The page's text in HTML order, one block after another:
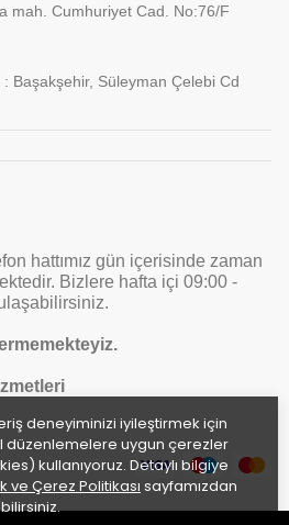
deneyiminizi iyileştirmek için
düzenlemelere uygun çerezler
kullanıyoruz. Detaylı bilgiye
ve Çerez Politikası sayfamızdan
mah. Cumhuriyet Cad. No:76/F
Başakşehir, Süleyman Çelebi Cd
hattımız gün içerisinde zaman
Bizlere hafta içi 09:00 -